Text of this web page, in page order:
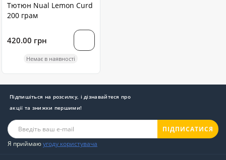
Тютюн Nual Lemon Curd
200 грам
420.00 грн
Немає в наявності
Підпишіться на розсилку, і дізнавайтеся про
акції та знижки першими!
ПІДПИСАТИСЯ
Я приймаюугоду користувача